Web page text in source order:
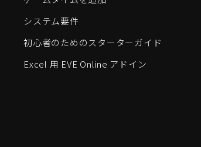
システム要件
初心者のためのスターターガイド
Excel 用 EVE Online アドイン